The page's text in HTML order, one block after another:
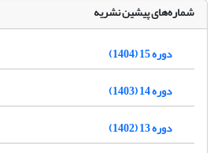
شماره‌های پیشین نشریه
دوره 15 (1404)
دوره 14 (1403)
دوره 13 (1402)